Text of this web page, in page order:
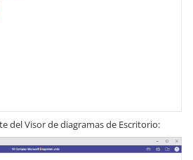
del Visor de diagramas de Escritorio: